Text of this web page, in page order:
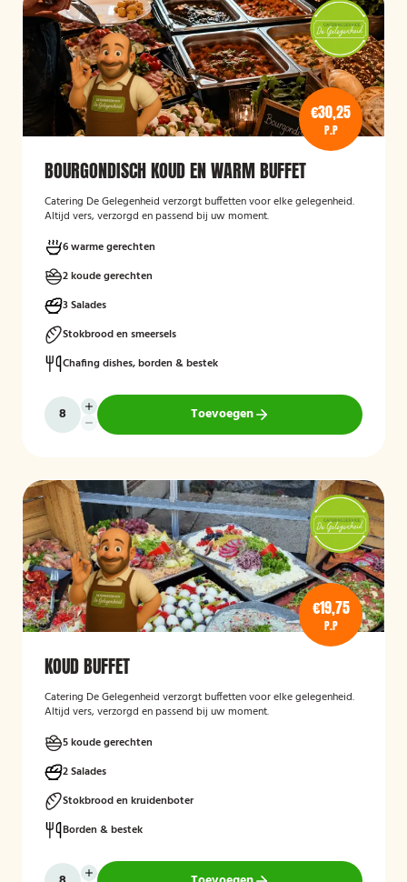
€30,25
P.P
BOURGONDISCH KOUD EN WARM BUFFET
Catering De Gelegenheid verzorgt buffetten voor elke gelegenheid.
Altijd vers, verzorgd en passend bij uw moment.
6 warme gerechten
2 koude gerechten
3 Salades
Stokbrood en smeersels
Chafing dishes, borden & bestek
Toevoegen
€19,75
P.P
KOUD BUFFET
Catering De Gelegenheid verzorgt buffetten voor elke gelegenheid.
Altijd vers, verzorgd en passend bij uw moment.
5 koude gerechten
2 Salades
Stokbrood en kruidenboter
Borden & bestek